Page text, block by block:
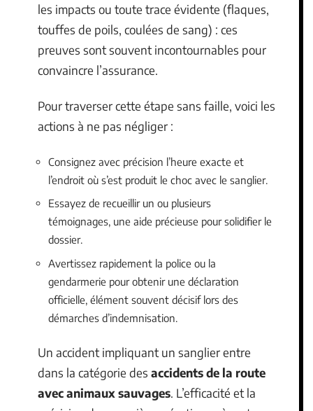
les impacts ou toute trace évidente (flaques,
touffes de poils, coulées de sang) : ces
preuves sont souvent incontournables pour
convaincre l’assurance.
Pour traverser cette étape sans faille, voici les
actions à ne pas négliger :
Consignez avec précision l’heure exacte et
l’endroit où s’est produit le choc avec le sanglier.
Essayez de recueillir un ou plusieurs
témoignages, une aide précieuse pour solidifier le
dossier.
Avertissez rapidement la police ou la
gendarmerie pour obtenir une déclaration
officielle, élément souvent décisif lors des
démarches d’indemnisation.
Un accident impliquant un sanglier entre
dans la catégorie des accidents de la route
avec animaux sauvages. L’efficacité et la